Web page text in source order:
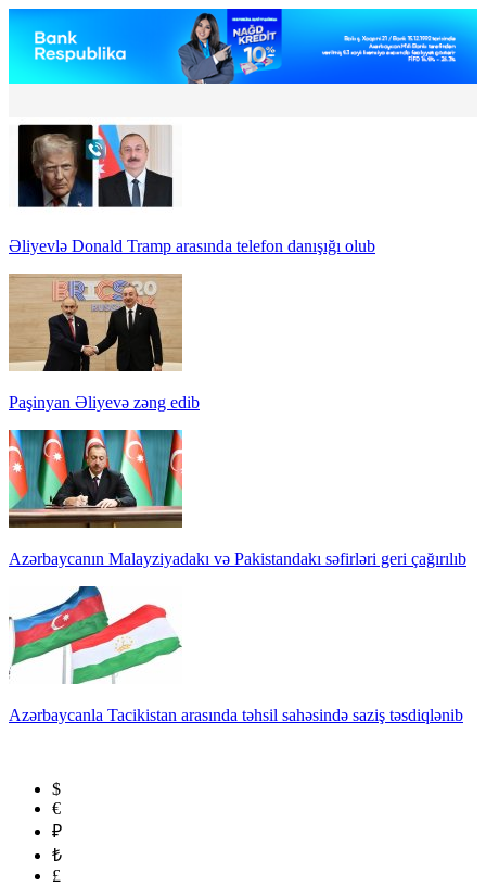
Əliyevlə Donald Tramp arasında telefon danışığı olub
Paşinyan Əliyevə zəng edib
Azərbaycanın Malayziyadakı və Pakistandakı səfirləri geri çağırılıb
Azərbaycanla Tacikistan arasında təhsil sahəsində saziş təsdiqlənib
$
€
₽
₺
£